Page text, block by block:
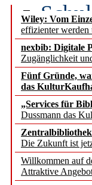
Wiley: Vom
effizienter werden
nexbib: Digitale
Zugänglichkeit
Fünf Gründe,
das
„Services für
Dussmann das
Die Zukunft ist
Willkommen auf
Attraktive